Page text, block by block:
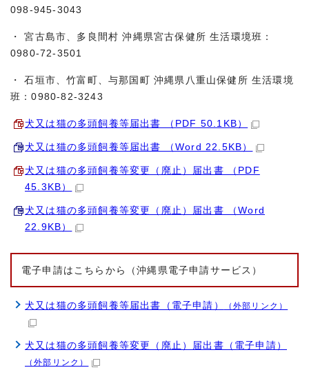
098-945-3043
・ 宮古島市、多良間村 沖縄県宮古保健所 生活環境班：
0980-72-3501
・ 石垣市、竹富町、与那国町 沖縄県八重山保健所 生活環境
班：0980-82-3243
犬又は猫の多頭飼養等届出書 （PDF 50.1KB）
犬又は猫の多頭飼養等届出書 （Word 22.5KB）
犬又は猫の多頭飼養等変更（廃止）届出書 （PDF
45.3KB）
犬又は猫の多頭飼養等変更（廃止）届出書 （Word
22.9KB）
電子申請はこちらから（沖縄県電子申請サービス）
犬又は猫の多頭飼養等届出書（電子申請） （外部リンク）
犬又は猫の多頭飼養等変更（廃止）届出書（電子申請）
（外部リンク）